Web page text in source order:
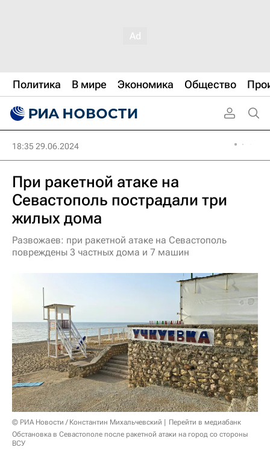
Политика В мире Экономика Общество
18:35 29.06.2024
При ракетной атаке на
Севастополь пострадали три
жилых дома
Развожаев: при ракетной атаке на Севастополь
повреждены 3 частных дома и 7 машин
© РИА Новости / Константин Михальчевский
Перейти в медиабанк
Обстановка в Севастополе после ракетной атаки на город со стороны
ВСУ